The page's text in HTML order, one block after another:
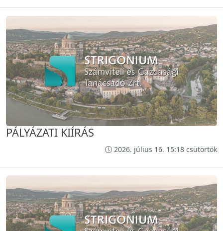
PÁLYÁZATI KIÍRÁS
2026. július 16. 15:18 csütörtök